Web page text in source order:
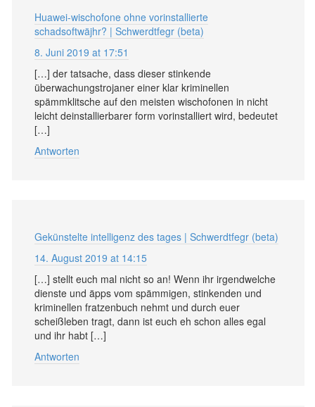
Huawei-wischofone ohne vorinstallierte
schadsoftwäjhr? | Schwerdtfegr (beta)
8. Juni 2019 at 17:51
[…] der tatsache, dass dieser stinkende
überwachungstrojaner einer klar kriminellen
spämmklitsche auf den meisten wischofonen in nicht
leicht deinstallierbarer form vorinstalliert wird, bedeutet
[…]
Antworten
Gekünstelte intelligenz des tages | Schwerdtfegr (beta)
14. August 2019 at 14:15
[…] stellt euch mal nicht so an! Wenn ihr irgendwelche
dienste und äpps vom spämmigen, stinkenden und
kriminellen fratzenbuch nehmt und durch euer
scheißleben tragt, dann ist euch eh schon alles egal
und ihr habt […]
Antworten